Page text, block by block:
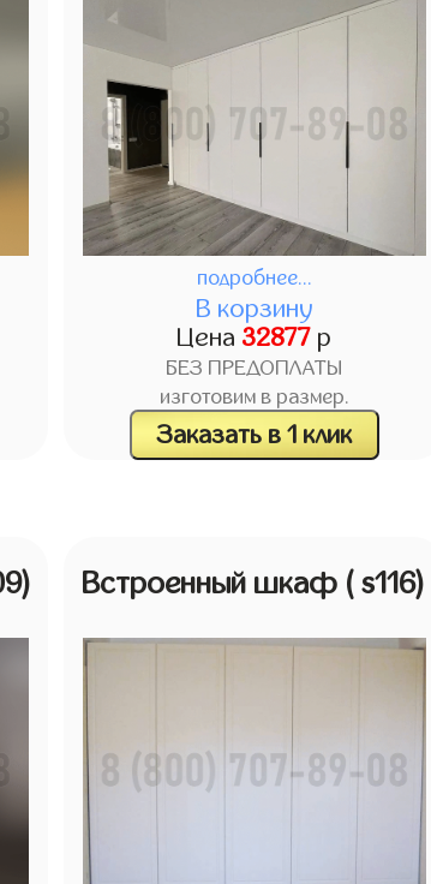
подробнее...
В корзину
Цена 32877 р
БЕЗ ПРЕДОПЛАТЫ
изготовим в размер.
Заказать в 1 клик
Встроенный шкаф ( s116)